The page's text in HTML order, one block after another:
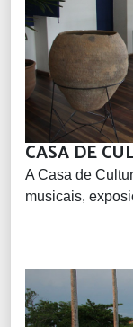
CASA DE
A Casa de
musicais,